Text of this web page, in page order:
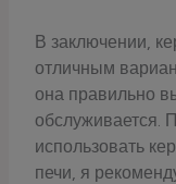
В заключении,
отличным
она правильно
обслуживается.
использовать
печи, я